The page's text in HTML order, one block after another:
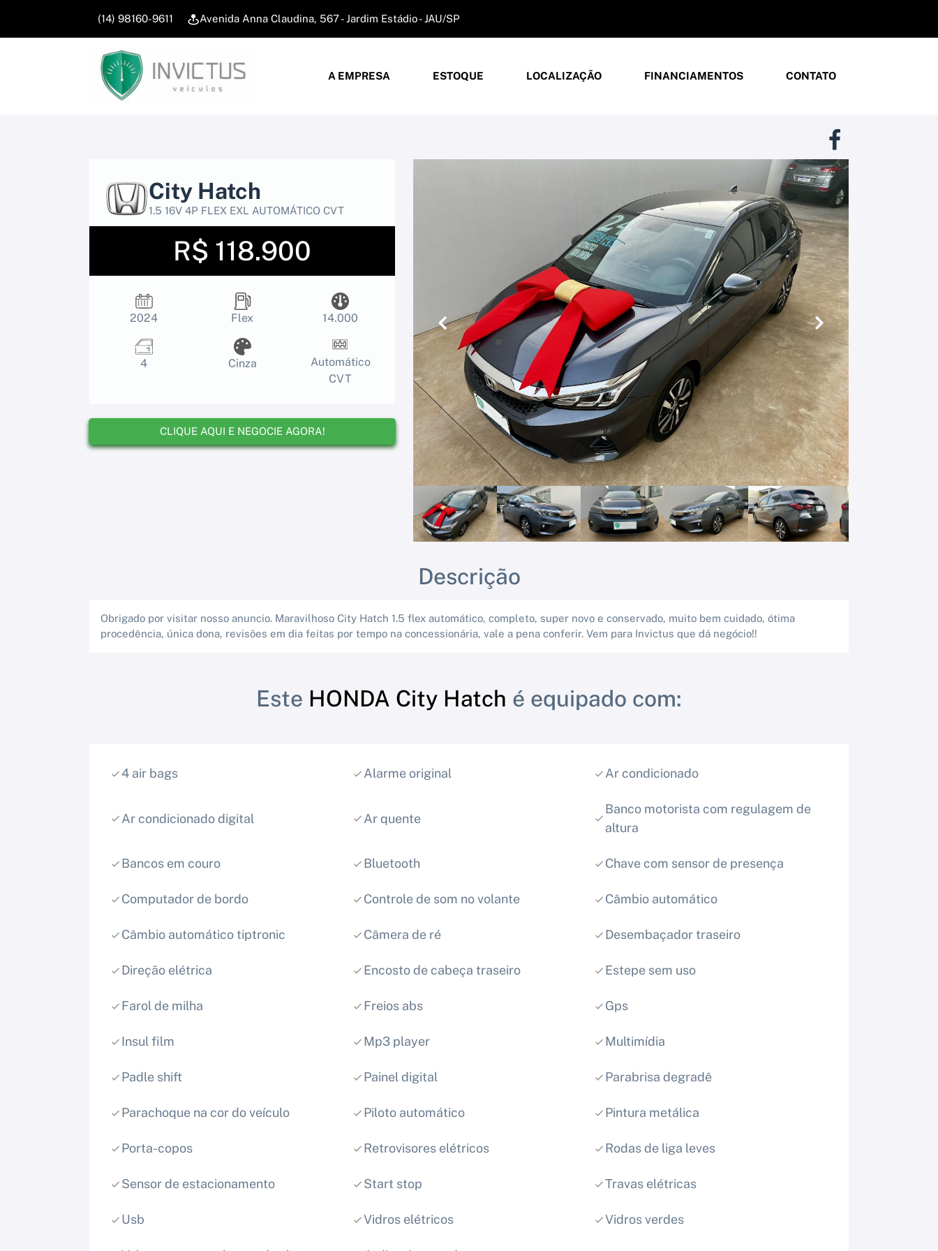
(14) 98160-9611 Avenida Anna Claudina, 567 - Jardim Estádio - JAU/SP
A EMPRESA ESTOQUE LOCALIZAÇÃO FINANCIAMENTOS CONTATO
City Hatch
1.5 16V 4P FLEX EXL AUTOMÁTICO CVT
R$ 118.900
2024 Flex 14.000
4 Cinza
Automático
CVT
CLIQUE AQUI E NEGOCIE AGORA!
Anterior Próximo
Descrição
Obrigado por visitar nosso anuncio. Maravilhoso City Hatch 1.5 flex automático, completo, super novo e conservado, muito bem cuidado, ótima
procedência, única dona, revisões em dia feitas por tempo na concessionária, vale a pena conferir. Vem para Invictus que dá negócio!!
Este HONDA City Hatch é equipado com:
4 air bags Alarme original Ar condicionado
Ar condicionado digital Ar quente
Banco motorista com regulagem de
altura
Bancos em couro Bluetooth Chave com sensor de presença
Computador de bordo Controle de som no volante Câmbio automático
Câmbio automático tiptronic Câmera de ré Desembaçador traseiro
Direção elétrica Encosto de cabeça traseiro Estepe sem uso
Farol de milha Freios abs Gps
Insul film Mp3 player Multimídia
Padle shift Painel digital Parabrisa degradê
Parachoque na cor do veículo Piloto automático Pintura metálica
Porta-copos Retrovisores elétricos Rodas de liga leves
Sensor de estacionamento Start stop Travas elétricas
Usb Vidros elétricos Vidros verdes